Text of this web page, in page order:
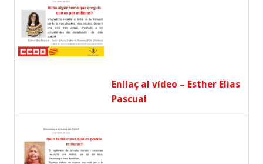
Enllaç al vídeo – Esther Elias
Pascual